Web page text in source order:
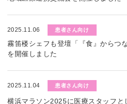
2025.11.06 患者さん向け
霧笛楼シェフも登壇「『食』からつ
を開催しました
2025.11.04 患者さん向け
横浜マラソン2025に医療スタッフと